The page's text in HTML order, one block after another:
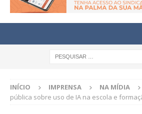
INÍCIO IMPRENSA NA MÍDIA
pública sobre uso de IA na escola e